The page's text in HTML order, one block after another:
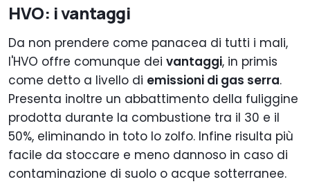
HVO: i vantaggi
Da non prendere come panacea di tutti i mali,
l'HVO offre comunque dei vantaggi, in primis
come detto a livello di emissioni di gas serra.
Presenta inoltre un abbattimento della fuliggine
prodotta durante la combustione tra il 30 e il
50%, eliminando in toto lo zolfo. Infine risulta più
facile da stoccare e meno dannoso in caso di
contaminazione di suolo o acque sotterranee.